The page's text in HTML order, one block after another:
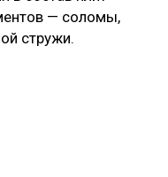
— соломы,
стружи.